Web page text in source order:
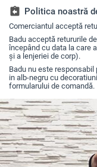
assignment_return Politica noastră
Comerciantul acceptă
Badu acceptă retururile
începând cu data la care
și a lenjeriei de corp).
Badu nu este
in alb-negru cu
formularului de comandă.